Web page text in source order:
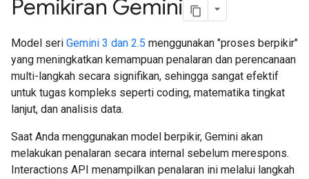
Pemikiran Gemini
Model seri Gemini 3 dan 2.5 menggunakan "proses berpikir"
yang meningkatkan kemampuan penalaran dan perencanaan
multi-langkah secara signifikan, sehingga sangat efektif
untuk tugas kompleks seperti coding, matematika tingkat
lanjut, dan analisis data.
Saat Anda menggunakan model berpikir, Gemini akan
melakukan penalaran secara internal sebelum merespons.
Interactions API menampilkan penalaran ini melalui langkah